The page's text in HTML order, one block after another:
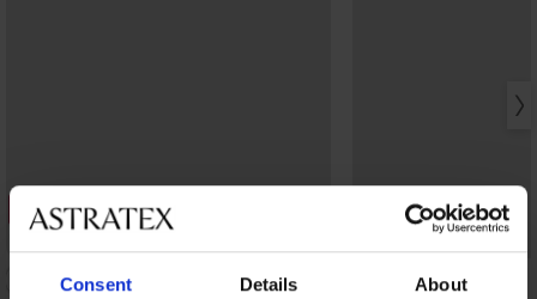
Consent Details About
3+1 GRATIS
-20% GET20